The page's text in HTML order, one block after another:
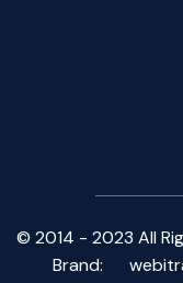
© 2014 - 2023 All
Brand: